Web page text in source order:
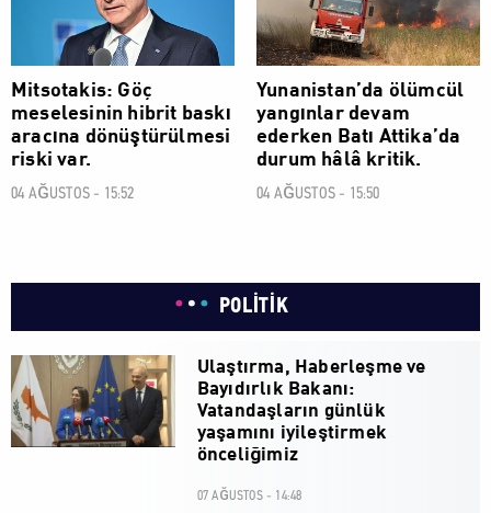
Mitsotakis: Göç
meselesinin hibrit baskı
aracına dönüştürülmesi
riski var.
04 AĞUSTOS - 15:52
Yunanistan’da ölümcül
yangınlar devam
ederken Batı Attika’da
durum hâlâ kritik.
04 AĞUSTOS - 15:50
POLİTİK
Ulaştırma, Haberleşme ve
Bayıdırlık Bakanı:
Vatandaşların günlük
yaşamını iyileştirmek
önceliğimiz
07 AĞUSTOS - 14:48